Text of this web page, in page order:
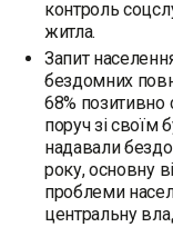
контроль
житла.
Запит
бездомних
68% позитивно
поруч зі своїм
надавали
року, основну
проблеми
центральну